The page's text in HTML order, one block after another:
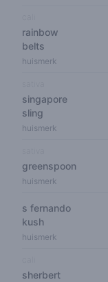
rainbow
belts
huismerk
singapore
sling
huismerk
greenspoon
huismerk
s fernando
kush
huismerk
sherbert